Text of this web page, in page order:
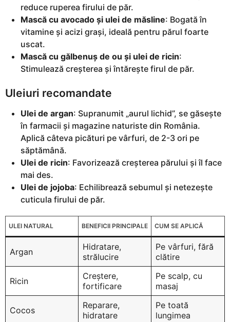
reduce ruperea firului de păr.
Mască cu avocado și ulei de măsline: Bogată în
vitamine și acizi grași, ideală pentru părul foarte
uscat.
Mască cu gălbenuș de ou și ulei de ricin:
Stimulează creșterea și întărește firul de păr.
Uleiuri recomandate
Ulei de argan: Supranumit „aurul lichid”, se găsește
în farmacii și magazine naturiste din România.
Aplică câteva picături pe vârfuri, de 2-3 ori pe
săptămână.
Ulei de ricin: Favorizează creșterea părului și îl face
mai des.
Ulei de jojoba: Echilibrează sebumul și netezește
cuticula firului de păr.
ULEI NATURAL BENEFICII PRINCIPALE CUM SE APLICĂ
Argan
Hidratare,
strălucire
Pe vârfuri, fără
clătire
Ricin
Creștere,
fortificare
Pe scalp, cu
masaj
Cocos
Reparare,
hidratare
Pe toată
lungimea